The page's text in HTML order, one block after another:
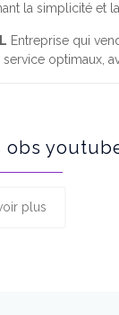
la simplicité
Entreprise qui
optimaux,
obs
plus